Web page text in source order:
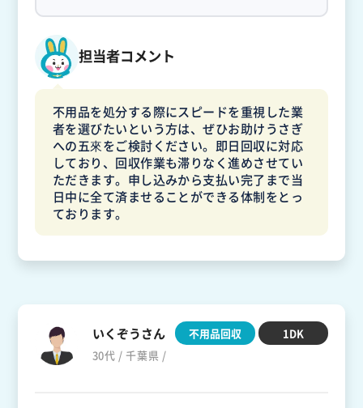
担当者コメント
不用品を処分する際にスピードを重視した業
者を選びたいという方は、ぜひお助けうさぎ
への五來をご検討ください。即日回収に対応
しており、回収作業も滞りなく進めさせてい
ただきます。申し込みから支払い完了まで当
日中に全て済ませることができる体制をとっ
ております。
いくぞうさん
30代 / 千葉県 /
不用品回収 1DK